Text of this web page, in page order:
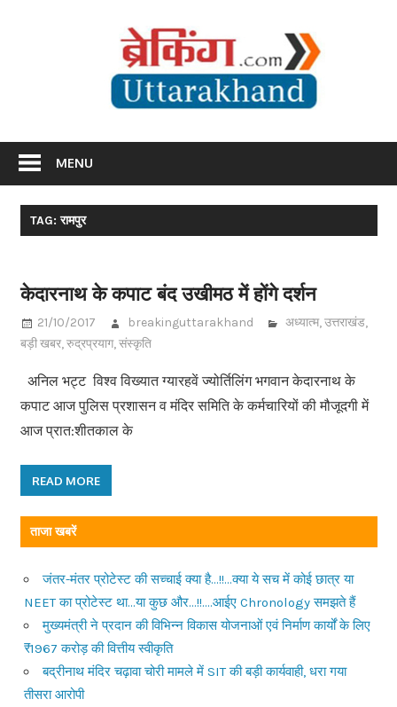
MENU
TAG: रामपुर
केदारनाथ के कपाट बंद उखीमठ में होंगे दर्शन
21/10/2017 breakinguttarakhand अध्यात्म,उत्तराखंड,
बड़ी खबर,रुद्रप्रयाग,संस्कृति
अनिल भट्ट विश्व विख्यात ग्यारहवें ज्योर्तिलिंग भगवान केदारनाथ के
कपाट आज पुलिस प्रशासन व मंदिर समिति के कर्मचारियों की मौजूदगी में
आज प्रात:शीतकाल के
READ MORE
ताजा खबरें
जंतर-मंतर प्रोटेस्ट की सच्चाई क्या है…!!…क्या ये सच में कोई छात्र या
NEET का प्रोटेस्ट था…या कुछ और…!!….आईए Chronology समझते हैं
मुख्यमंत्री ने प्रदान की विभिन्न विकास योजनाओं एवं निर्माण कार्यों के लिए
₹1967 करोड़ की वित्तीय स्वीकृति
बद्रीनाथ मंदिर चढ़ावा चोरी मामले में SIT की बड़ी कार्यवाही, धरा गया
तीसरा आरोपी